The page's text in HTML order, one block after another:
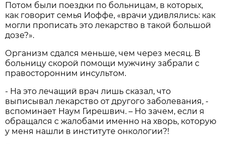
Потом были поездки по больницам, в которых,
как говорит семья Иоффе, «врачи удивлялись: как
могли прописать это лекарство в такой большой
дозе?».
Организм сдался меньше, чем через месяц. В
больницу скорой помощи мужчину забрали с
правосторонним инсультом.
- На это лечащий врач лишь сказал, что
выписывал лекарство от другого заболевания, -
вспоминает Наум Гирешвич. – Но зачем, если я
обращался с жалобами именно на хворь, которую
у меня нашли в институте онкологии?!